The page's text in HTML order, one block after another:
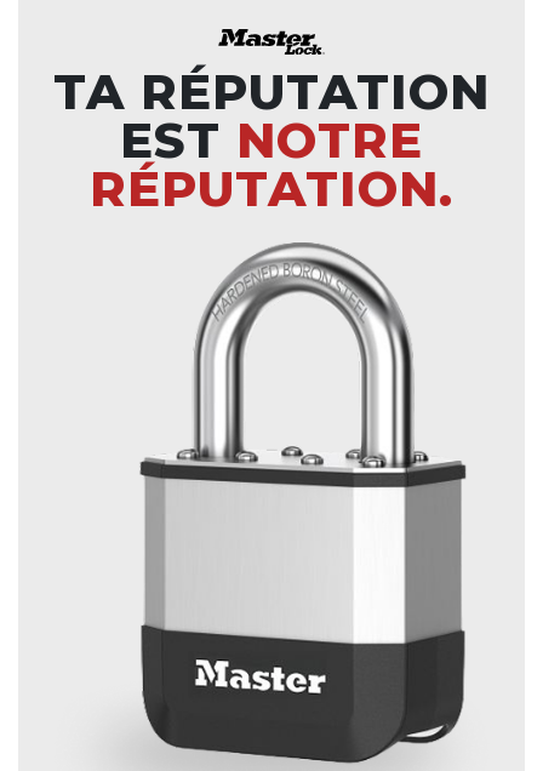
TA RÉPUTATION
EST NOTRE
RÉPUTATION.